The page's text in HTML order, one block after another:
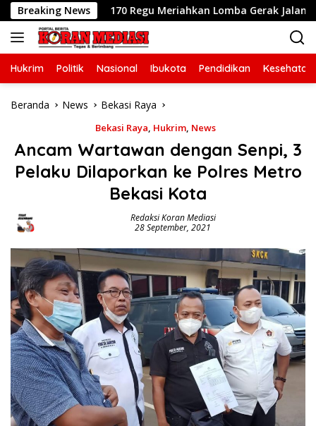
Langsung
ke
konten
Breaking News
170 Regu Meriahkan Lomba Gerak Jalan Hari Jadi
Hukrim Politik Nasional Ibukota Pendidikan Kesehatan
Beranda News Bekasi Raya
Bekasi Raya, Hukrim, News
Ancam Wartawan dengan Senpi, 3
Pelaku Dilaporkan ke Polres Metro
Bekasi Kota
Redaksi Koran Mediasi
28 September, 2021